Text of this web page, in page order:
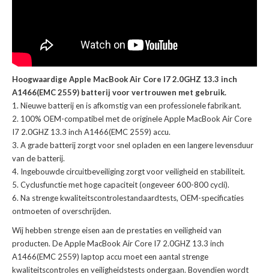
Hoogwaardige Apple MacBook Air Core I7 2.0GHZ 13.3 inch
A1466(EMC 2559) batterij voor vertrouwen met gebruik.
Nieuwe batterij en is afkomstig van een professionele fabrikant.
100% OEM-compatibel met deoriginele Apple MacBook Air Core
I7 2.0GHZ 13.3 inch A1466(EMC 2559) accu.
A grade batterij zorgt voor snel opladen en een langere levensduur
van de batterij.
Ingebouwde circuitbeveiliging zorgt voor veiligheid en stabiliteit.
Cyclusfunctie met hoge capaciteit (ongeveer 600-800 cycli).
Na strenge kwaliteitscontrolestandaardtests, OEM-specificaties
ontmoeten of overschrijden.
Wij hebben strenge eisen aan de prestaties en veiligheid van
producten. DeApple MacBook Air Core I7 2.0GHZ 13.3 inch
A1466(EMC 2559) laptop accu moet een aantal strenge
kwaliteitscontroles en veiligheidstests ondergaan. Bovendien wordt